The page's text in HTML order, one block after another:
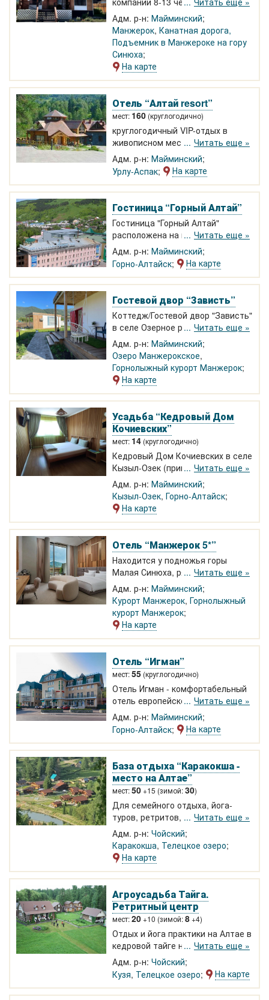
гостиная. Стильный интерьер,
ортопедические матрасы. Две
душевые с тропическим душем,
ванная комната с джакузи. В
пешей доступности курорт
Манжерок
Адм. р-н: Майминский
Манжерок, Канатная дорога,
Подъемник в Манжероке на гору
Синюха
На карте
Отель “Алтай resort”
мест: 160 (круглогодично)
круглогодичный VIP-отдых в
живописном месте в 40 км от
столицы РА. Высочайший
комфорт на лоне первозданной
природы. 5 коттеджей из кедра
со всеми удобствами,3
искусственных озера, бассейн(4
дорожки), спортивный, лечебно-
оздоровительный комплексы и др
Читать еще »
Адм. р-н: Майминский
Урлу-Аспак
На карте
Гостиница “Горный Алтай”
Гостиница "Горный Алтай"
расположена на центральной
площади Горно-Алтайска рядом с
Национальным драмтеатром и
центральным сквером - 45
номеров класса Стандарт,
Эконом, Стандарт Улучшенный.
Читать еще »
Адм. р-н: Майминский
Горно-Алтайск
На карте
Гостевой двор “Зависть”
Коттедж/Гостевой двор "Зависть"
в селе Озерное рядом с ГЛК
"Манжерок" и Манжерокским
озером
Читать еще »
Адм. р-н: Майминский
Озеро Манжерокское,
Горнолыжный курорт Манжерок
На карте
Усадьба “Кедровый Дом
Кочиевских”
мест: 14 (круглогодично)
Кедровый Дом Кочиевских в селе
Кызыл-Озек (пригород Горно-
Алтайска)
Читать еще »
Адм. р-н: Майминский
Кызыл-Озек, Горно-Алтайск
На карте
Отель “Манжерок 5*”
Находится у подножья горы
Малая Синюха, рядом с канатной
дорогой и горнолыжным склоном.
Номера с панорамными окнами.
Вид на горы и озеро.
Читать еще »
Адм. р-н: Майминский
Курорт Манжерок, Горнолыжный
курорт Манжерок
На карте
Отель “Игман”
мест:55 (круглогодично)
Отель Игман - комфортабельный
отель европейского уровня на 28
благоустроенных номеров
категорий от эконом-класса до
класса люкс и апартаментов.
Расположен в центре Горно-
Алтайска в районе автовокзала.
Читать еще »
Адм. р-н: Майминский
Горно-Алтайск
На карте
База отдыха “Каракокша -
место на Алтае”
мест:50+15 (зимой:30)
Для семейного отдыха, йога-
туров, ретритов, корпоративов.
Дома Люкс 2-4-х местные,
номера Стандарт 2-х местные,
дома Стандарт 8-ми местные,
дома Эконом 2-3 местные,
Семейный дом 16-20 мест.
Крытый павильон для ретритов,
банкетов. Детская площадка,
банный чан. Аромотерапия,
массаж, йога.
Читать еще »
Адм. р-н: Чойский
Каракокша, Телецкое озеро
На карте
Агроусадьба Тайга.
Ретритный центр
мест:20+10 (зимой:8+4)
Отдых и йога практики на Алтае в
кедровой тайге на берегу реки
Кузя с. Каракокша. Есть зал для
йога практик и ретритов, питание
юможем принять групповые туры.
Квадроциклы, экскурсии в тайгу.
Читать еще »
Адм. р-н: Чойский
Кузя, Телецкое озеро На карте